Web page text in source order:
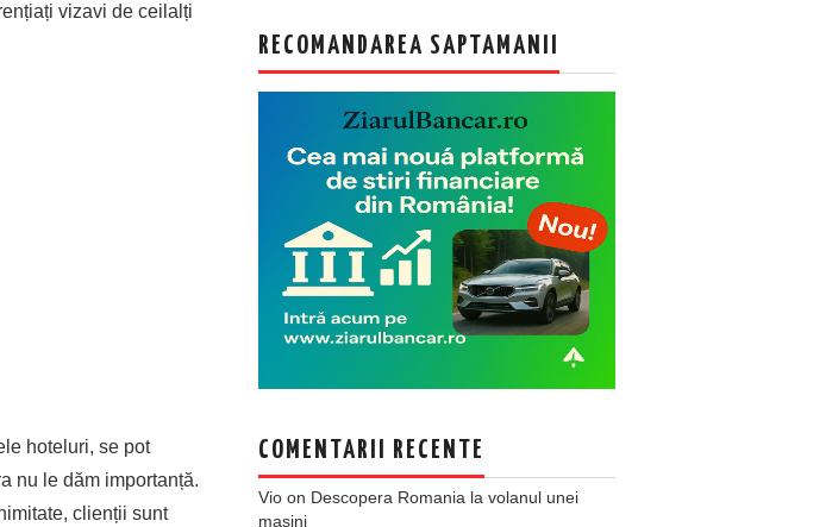
vizavi de ceilalți
hoteluri, se pot
nu le dăm importanță.
clienții sunt
RECOMANDAREA SAPTAMANII
COMENTARII RECENTE
Vio on Descopera Romania la volanul unei
masini